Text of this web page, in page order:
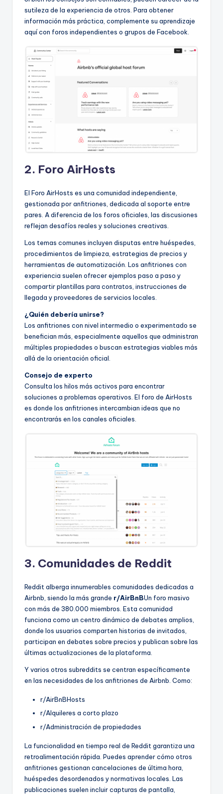
sutileza de la experiencia de otros. Para obtener
información más práctica, complemente su aprendizaje
aquí con foros independientes o grupos de Facebook.
2. Foro AirHosts
El Foro AirHosts es una comunidad independiente,
gestionada por anfitriones, dedicada al soporte entre
pares. A diferencia de los foros oficiales, las discusiones
reflejan desafíos reales y soluciones creativas.
Los temas comunes incluyen disputas entre huéspedes,
procedimientos de limpieza, estrategias de precios y
herramientas de automatización. Los anfitriones con
experiencia suelen ofrecer ejemplos paso a paso y
compartir plantillas para contratos, instrucciones de
llegada y proveedores de servicios locales.
¿Quién debería unirse?
Los anfitriones con nivel intermedio o experimentado se
benefician más, especialmente aquellos que administran
múltiples propiedades o buscan estrategias viables más
allá de la orientación oficial.
Consejo de experto
Consulta los hilos más activos para encontrar
soluciones a problemas operativos. El foro de AirHosts
es donde los anfitriones intercambian ideas que no
encontrarás en los canales oficiales.
3. Comunidades de Reddit
Reddit alberga innumerables comunidades dedicadas a
Airbnb, siendo la más grande r/AirBnBUn foro masivo
con más de 380.000 miembros. Esta comunidad
funciona como un centro dinámico de debates amplios,
donde los usuarios comparten historias de invitados,
participan en debates sobre precios y publican sobre las
últimas actualizaciones de la plataforma.
Y varios otros subreddits se centran específicamente
en las necesidades de los anfitriones de Airbnb. Como:
r/AirBnBHosts
r/Alquileres a corto plazo
r/Administración de propiedades
La funcionalidad en tiempo real de Reddit garantiza una
retroalimentación rápida. Puedes aprender cómo otros
anfitriones gestionan cancelaciones de última hora,
huéspedes desordenados y normativas locales. Las
publicaciones suelen incluir capturas de pantalla,